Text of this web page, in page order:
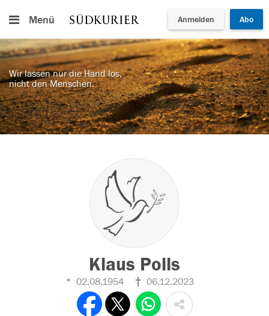
Menü Anmelden Abo
Wir lassen nur die Hand los,
nicht den Menschen.
Klaus Polls
02.08.1954 06.12.2023